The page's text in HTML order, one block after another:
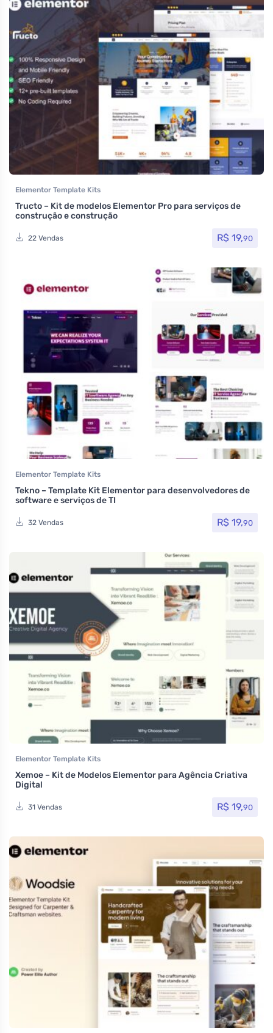
Elementor Template Kits
Tructo – Kit de modelos Elementor Pro para serviços de
construção e construção
22 Vendas R$ 19,90
Elementor Template Kits
Tekno – Template Kit Elementor para desenvolvedores de
software e serviços de TI
32 Vendas R$ 19,90
Elementor Template Kits
Xemoe – Kit de Modelos Elementor para Agência Criativa
Digital
31 Vendas R$ 19,90